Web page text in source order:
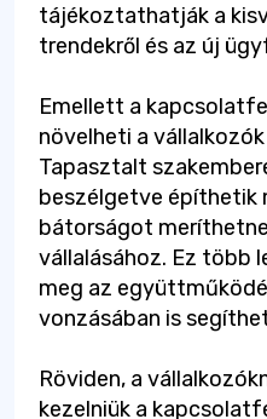
tájékoztathatják a
trendekről és az új
Emellett a
növelheti a
Tapasztalt
beszélgetve építhetik
bátorságot
vállalásához. Ez több
meg az
vonzásában is
Röviden, a
kezelniük a